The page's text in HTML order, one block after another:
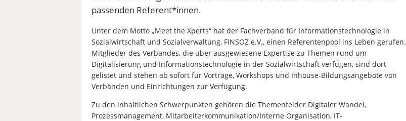
passenden Referent*innen.
Unter dem Motto „Meet the Xperts“ hat der Fachverband für Informationstechnologie in
Sozialwirtschaft und Sozialverwaltung, FINSOZ e.V., einen Referentenpool ins Leben gerufen.
Mitglieder des Verbandes, die über ausgewiesene Expertise zu Themen rund um
Digitalisierung und Informationstechnologie in der Sozialwirtschaft verfügen, sind dort
gelistet und stehen ab sofort für Vorträge, Workshops und Inhouse-Bildungsangebote von
Verbänden und Einrichtungen zur Verfügung.
Zu den inhaltlichen Schwerpunkten gehören die Themenfelder Digitaler Wandel,
Prozessmanagement, Mitarbeiterkommunikation/Interne Organisation, IT-